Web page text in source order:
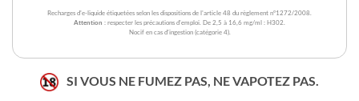
Recharges d'e-liquide étiquetées selon les dispositions de l'article 48 du règlement n°1272/2008.
Attention : respecter les précautions d'emploi. De 2,5 à 16,6 mg/ml : H302.
Nocif en cas d'ingestion (catégorie 4).
SI VOUS NE FUMEZ PAS, NE VAPOTEZ PAS.